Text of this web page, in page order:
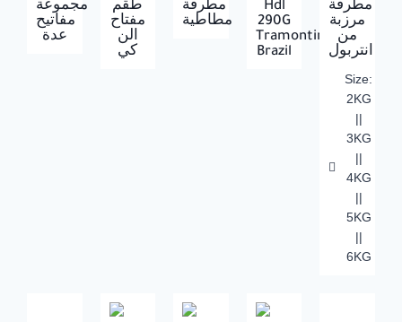
مجموعة
مفاتيح
عدة
طقم
مفتاح
الن
كي
مطرقة
مطاطية
Hdl
290G
Tramontina
Brazil
مطرقة
مرزبة
من
انتربول
Size:
2KG
||
3KG
||
4KG
||
5KG
||
6KG